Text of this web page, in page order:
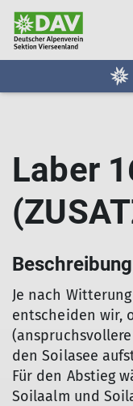
Laber
Beschreibung
Je nach
entscheiden wir,
den Soilasee
Für den Abstieg
Soilaalm und